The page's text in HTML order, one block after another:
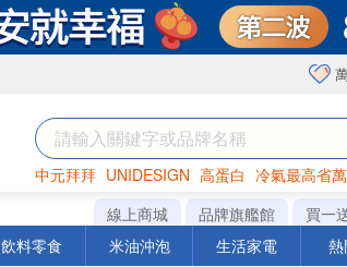
中元拜拜 UNIDESIGN 高蛋白 冷氣最高省萬
巧克力 衛生紙 咖啡
線上商城 品牌旗艦館 買一
飲料零食 米油沖泡 生活家電